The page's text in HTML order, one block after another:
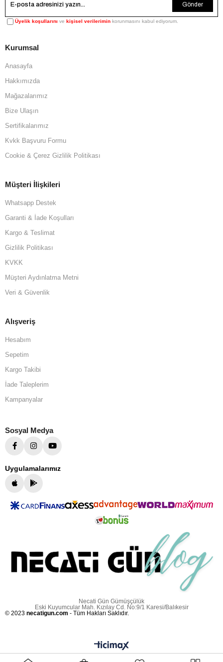
Gönder
Üyelik koşullarını ve kişisel verilerimin korunmasını kabul ediyorum.
Kurumsal
Anasayfa
Hakkımızda
Mağazalarımız
Bize Ulaşın
Sertifikalarımız
Kvkk Başvuru Formu
Cookie & Çerez Gizlilik Politikası
Müşteri İlişkileri
Whatsapp Destek
Garanti & İade Koşulları
Kargo & Teslimat
Gizlilik Politikası
KVKK
Müşteri Aydınlatma Metni
Veri & Güvenlik
Alışveriş
Hesabım
Sepetim
Kargo Takibi
İade Taleplerim
Kampanyalar
Sosyal Medya
Uygulamalarımız
Necati Gün Gümüşçülük
Eski Kuyumcular Mah. Kızılay Cd. No:9/1 Karesi/Balıkesir
© 2023 necatigun.com - Tüm Hakları Saklıdır.